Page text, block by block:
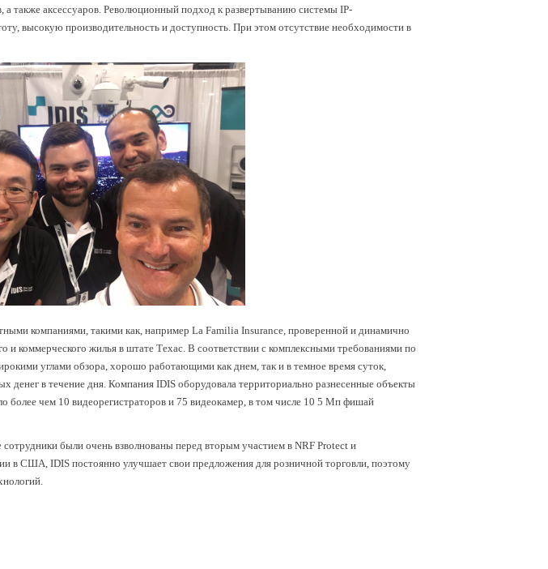
также аксессуаров. Революционный подход к развертыванию системы IP-
высокую производительность и доступность. При этом отсутствие необходимости в
компаниями, такими как, например La Familia Insurance, проверенной и динамично
коммерческого жилья в штате Техас. В соответствии с комплексными требованиями по
углами обзора, хорошо работающими как днем, так и в темное время суток,
в течение дня. Компания IDIS оборудовала территориально разнесенные объекты
более чем 10 видеорегистраторов и 75 видеокамер, в том числе 10 5 Мп фишай
были очень взволнованы перед вторым участием в NRF Protect и
в США, IDIS постоянно улучшает свои предложения для розничной торговли, поэтому